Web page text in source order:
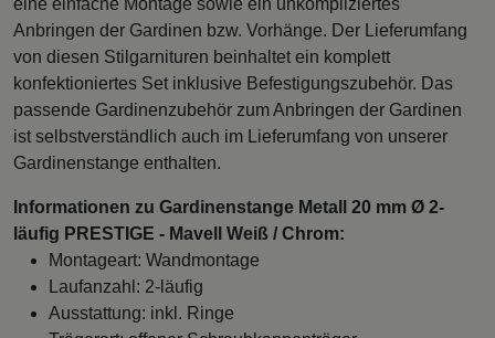
eine einfache Montage sowie ein unkompliziertes
Anbringen der Gardinen bzw. Vorhänge. Der Lieferumfang
von diesen Stilgarnituren beinhaltet ein komplett
konfektioniertes Set inklusive Befestigungszubehör. Das
passende Gardinenzubehör zum Anbringen der Gardinen
ist selbstverständlich auch im Lieferumfang von unserer
Gardinenstange enthalten.
Informationen zu Gardinenstange Metall 20 mm Ø 2-
läufig PRESTIGE - Mavell Weiß / Chrom:
Montageart: Wandmontage
Laufanzahl: 2-läufig
Ausstattung: inkl. Ringe